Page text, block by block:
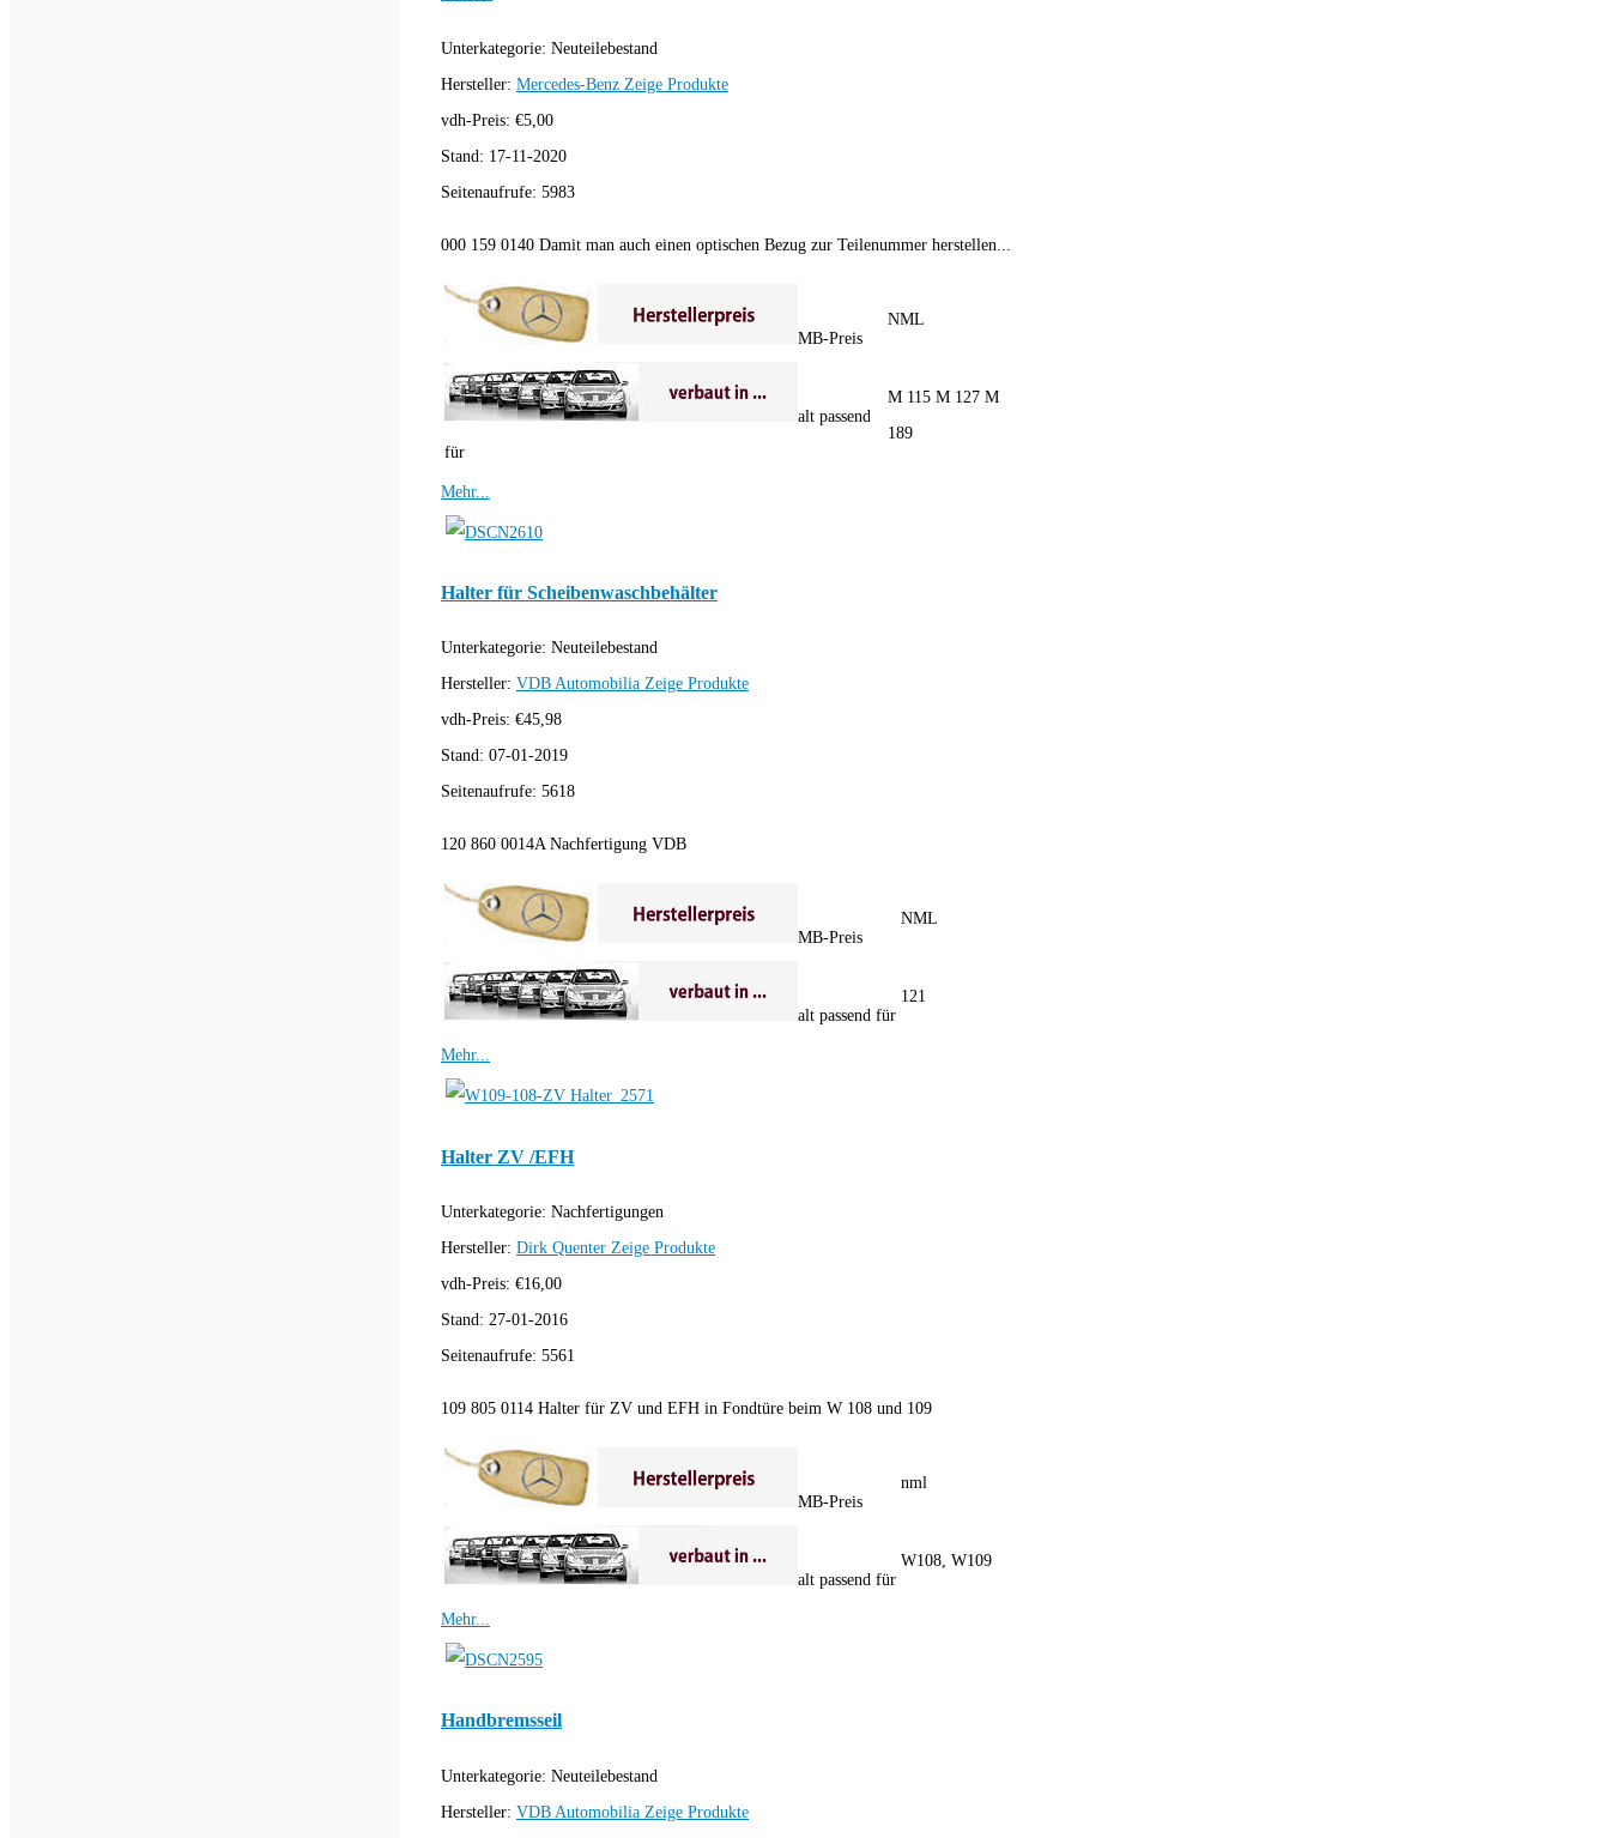
Unterkategorie: Neuteilebestand
Hersteller: Mercedes-Benz Zeige Produkte
vdh-Preis: €5,00
Stand: 17-11-2020
Seitenaufrufe: 5983
000 159 0140 Damit man auch einen optischen Bezug zur Teilenummer herstellen...
MB-Preis
NML
alt passend
für
M 115 M 127 M
189
Mehr...
Halter für Scheibenwaschbehälter
Unterkategorie: Neuteilebestand
Hersteller: VDB Automobilia Zeige Produkte
vdh-Preis: €45,98
Stand: 07-01-2019
Seitenaufrufe: 5618
120 860 0014A Nachfertigung VDB
MB-Preis
NML
alt passend für
121
Mehr...
Halter ZV /EFH
Unterkategorie: Nachfertigungen
Hersteller: Dirk Quenter Zeige Produkte
vdh-Preis: €16,00
Stand: 27-01-2016
Seitenaufrufe: 5561
109 805 0114 Halter für ZV und EFH in Fondtüre beim W 108 und 109
MB-Preis
nml
alt passend für
W108, W109
Mehr...
Handbremsseil
Unterkategorie: Neuteilebestand
Hersteller: VDB Automobilia Zeige Produkte